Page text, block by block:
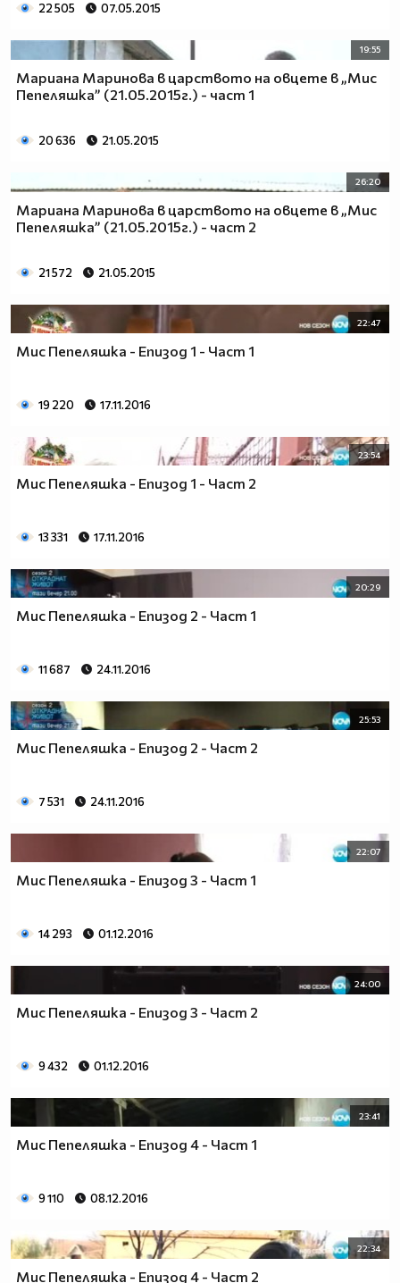
22 505 07.05.2015
19:55
Мариана Маринова в царството на овцете в „Мис
Пепеляшка” (21.05.2015г.) - част 1
20 636 21.05.2015
26:20
Мариана Маринова в царството на овцете в „Мис
Пепеляшка” (21.05.2015г.) - част 2
21 572 21.05.2015
22:47
Мис Пепеляшка - Епизод 1 - Част 1
19 220 17.11.2016
23:54
Мис Пепеляшка - Епизод 1 - Част 2
13 331 17.11.2016
20:29
Мис Пепеляшка - Епизод 2 - Част 1
11 687 24.11.2016
25:53
Мис Пепеляшка - Епизод 2 - Част 2
7 531 24.11.2016
22:07
Мис Пепеляшка - Епизод 3 - Част 1
14 293 01.12.2016
24:00
Мис Пепеляшка - Епизод 3 - Част 2
9 432 01.12.2016
23:41
Мис Пепеляшка - Епизод 4 - Част 1
9 110 08.12.2016
22:34
Мис Пепеляшка - Епизод 4 - Част 2